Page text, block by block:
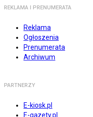
REKLAMA I PRENUMERATA
Reklama
Ogłoszenia
Prenumerata
Archiwum
PARTNERZY
E-kiosk.pl
E-gazety.pl